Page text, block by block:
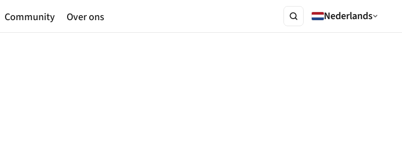
Community Over ons Nederlands